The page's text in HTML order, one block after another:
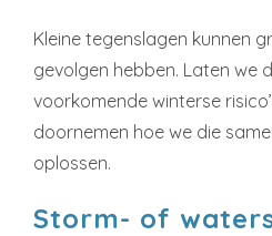
Kleine tegenslagen kunnen
gevolgen hebben. Laten we
voorkomende winterse
doornemen hoe we die
oplossen.
Storm- of